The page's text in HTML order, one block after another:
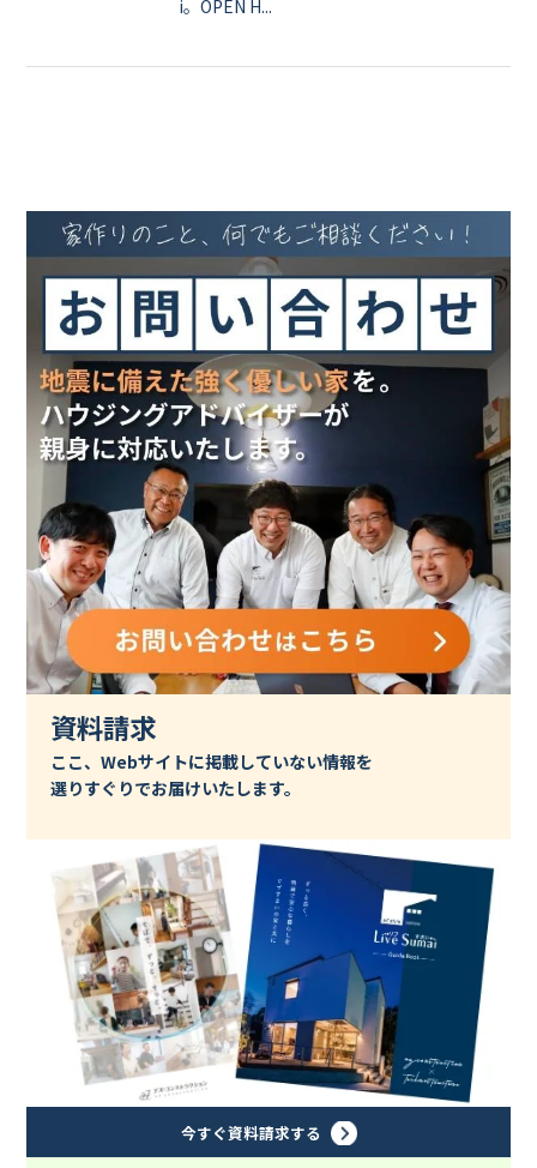
i。OPEN H...
資料請求
ここ、Webサイトに掲載していない情報を
選りすぐりでお届けいたします。
今すぐ資料請求する